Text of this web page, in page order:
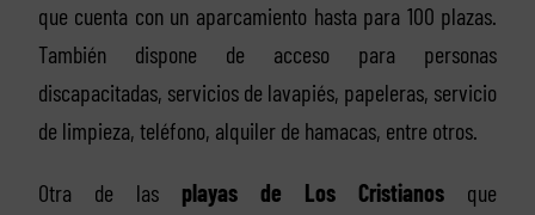
que cuenta con un aparcamiento hasta para 100 plazas.
También dispone de acceso para personas
discapacitadas, servicios de lavapiés, papeleras, servicio
de limpieza, teléfono, alquiler de hamacas, entre otros.
Otra de las playas de Los Cristianos que